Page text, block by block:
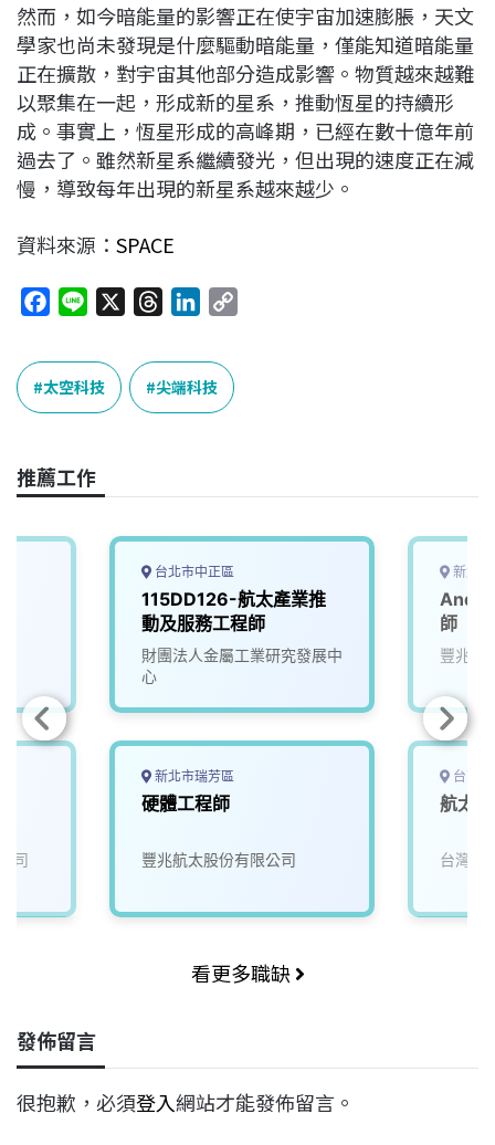
然而，如今暗能量的影響正在使宇宙加速膨脹，天文
學家也尚未發現是什麼驅動暗能量，僅能知道暗能量
正在擴散，對宇宙其他部分造成影響。物質越來越難
以聚集在一起，形成新的星系，推動恆星的持續形
成。事實上，恆星形成的高峰期，已經在數十億年前
過去了。雖然新星系繼續發光，但出現的速度正在減
慢，導致每年出現的新星系越來越少。
資料來源： SPACE
c
e
b
o
k
n
e
r
e
a
n
k
e
n
k
太空科技 尖端科技
推薦工作
司
台北市中正區
115DD126-航太產業推
動及服務工程師
財團法人金屬工業研究發展中
心
新北市瑞芳區
硬體工程師
豐兆航太股份有限公司
新北
師
豐兆航
台南
航太
台灣穗
看更多職缺
發佈留言
很抱歉，必須登入網站才能發佈留言。